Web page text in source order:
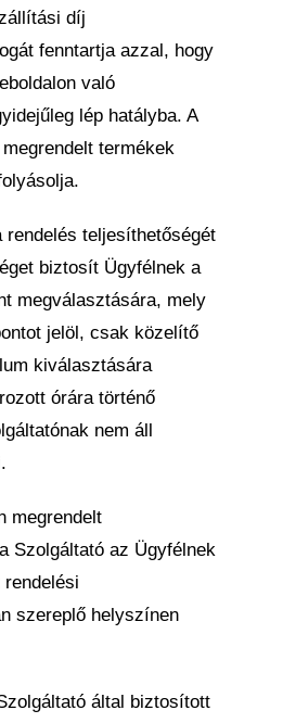
díj
fenntartja azzal, hogy
való
lép hatályba. A
termékek
rendelés teljesíthetőségét
biztosít Ügyfélnek a
megválasztására, mely
jelöl, csak közelítő
kiválasztására
órára történő
nem áll
megrendelt
Szolgáltató az Ügyfélnek
szereplő helyszínen
által biztosított